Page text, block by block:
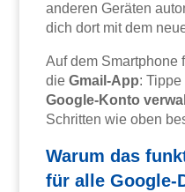
anderen Geräten
dich dort mit dem
Auf dem Smartphone
dieGmail-App:
Google-Konto
Schritten wie oben
Warum das
für alle Google-